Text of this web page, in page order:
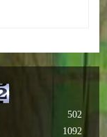
502
1092